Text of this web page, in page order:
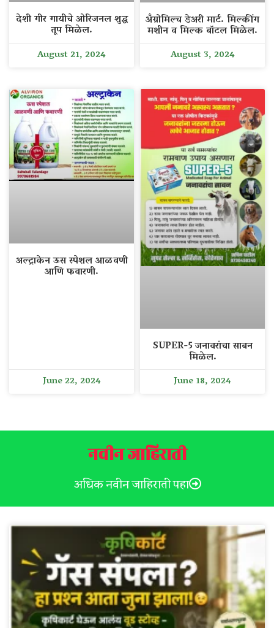
देशी गीर गायीचे ओरिजनल शुद्ध
तूप मिळेल.
August 21, 2024
अँग्रोमिल्च डेअरी मार्ट. मिल्कींग
मशीन व मिल्क बॉटल मिळेल.
August 3, 2024
अल्ट्राकेन ऊस स्पेशल आळवणी
आणि फवारणी.
June 22, 2024
SUPER-5 जनावरांचा साबन
मिळेल.
June 18, 2024
नवीन जाहिराती
अधिक नवीन जाहिराती पहा